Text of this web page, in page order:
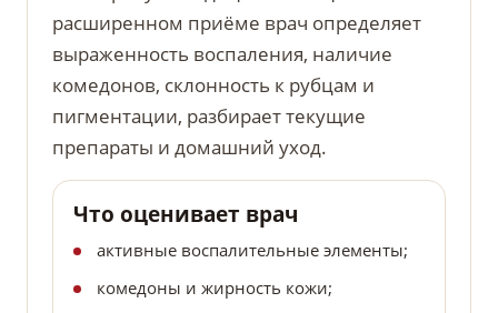
расширенном приёме врач определяет
выраженность воспаления, наличие
комедонов, склонность к рубцам и
пигментации, разбирает текущие
препараты и домашний уход.
Что оценивает врач
активные воспалительные элементы;
комедоны и жирность кожи;